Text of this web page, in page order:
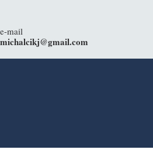
e-mail
michalcikj@gmail.com